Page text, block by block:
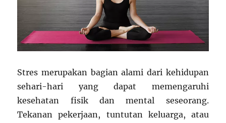
Stres merupakan bagian alami dari kehidupan
sehari-hari yang dapat memengaruhi
kesehatan fisik dan mental seseorang.
Tekanan pekerjaan, tuntutan keluarga, atau